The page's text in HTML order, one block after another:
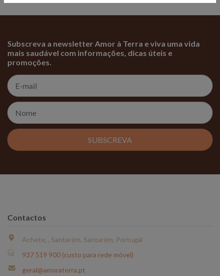
Subscreva a newsletter Amor à Terra e viva uma vida
mais saudável com informações, dicas úteis e
promoções.
SUBSCREVA
Contactos
Achete, , Santarém, Santarém, Portugal
937 519 900 (custo para rede móvel)
geral@amoraterra.pt